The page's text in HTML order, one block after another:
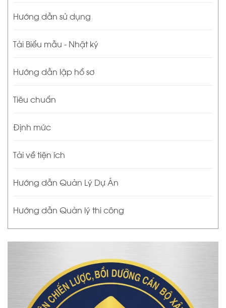
Hướng dẫn sử dụng
Tải Biểu mẫu - Nhật ký
Hướng dẫn lập hồ sơ
Tiêu chuẩn
Định mức
Tải về tiện ích
Hướng dẫn Quản Lý Dự Án
Hướng dẫn Quản lý thi công